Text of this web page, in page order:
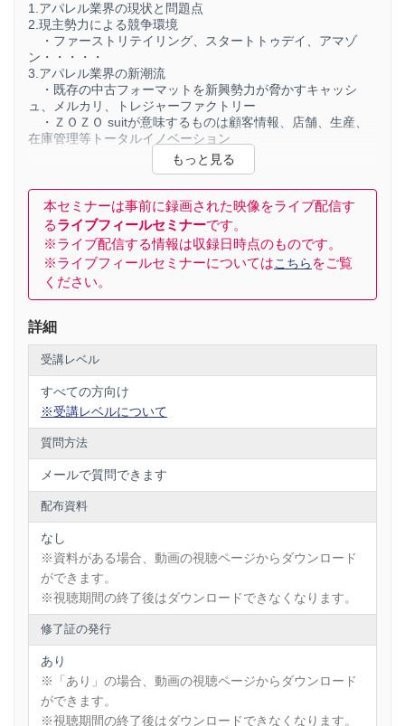
1.アパレル業界の現状と問題点
2.現主勢力による競争環境
・ファーストリテイリング、スタートトゥデイ、アマゾ
ン・・・・・
3.アパレル業界の新潮流
・既存の中古フォーマットを新興勢力が脅かすキャッシ
ュ、メルカリ、トレジャーファクトリー
・ＺＯＺＯ suitが意味するものは顧客情報、店舗、生産、
在庫管理等トータルイノベーション
講師：矢野経済研究所 FSRユニット 上級研究員 半田 雅典
※本商品は株式会社ファシオが提供するイベント配信プラッ
トフォーム「Deliveru（デリバル）」で販売を
す。
Deliveruからの購入方法、決済方法、その他、操作などに関
するお問い合わせは以下のファシオ社 セミナ
付を行っておりますので、直接ご連絡ください。
＜お問い合わせ>
株式会社ファシオ セミナー事務局 Deliveru担当
TEL：03-6304-0550
営業時間：平日10:00～17:00
本セミナーは事前に録画された映像をライブ配信す
るライブフィールセミナーです。
※ライブ配信する情報は収録日時点のものです。
※ライブフィールセミナーについてはこちら をご覧
ください。
詳細
受講レベル
すべての方向け
※受講レベルについて
質問方法
メールで質問できます
配布資料
なし
※資料がある場合、動画の視聴ページからダウンロード
ができます。
※視聴期間の終了後はダウンロードできなくなります。
修了証の発行
あり
※「あり」の場合、動画の視聴ページからダウンロード
ができます。
※視聴期間の終了後はダウンロードできなくなります。